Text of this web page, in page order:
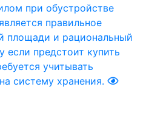
при обустройстве
правильное
площади и рациональный
если предстоит купить
учитывать
систему хранения.